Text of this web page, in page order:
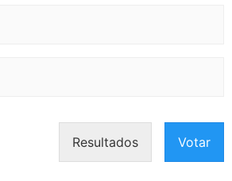
Resultados Votar